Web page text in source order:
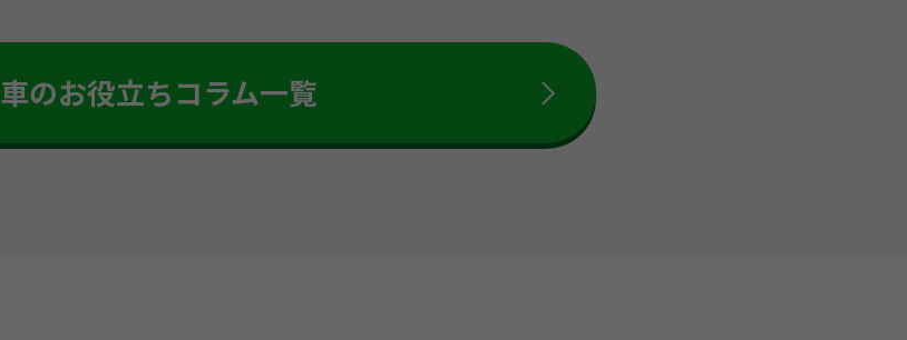
車のお役立ちコラム一覧